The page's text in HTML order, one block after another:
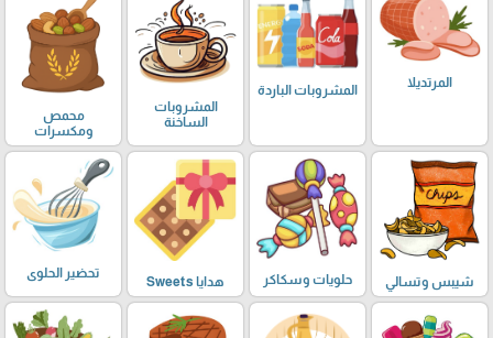
المرتديلا
المشروبات الباردة
المشروبات
الساخنة
محمص
ومكسرات
شيبس وتسالي حلويات وسكاكر هدايا Sweets
تحضير الحلوى